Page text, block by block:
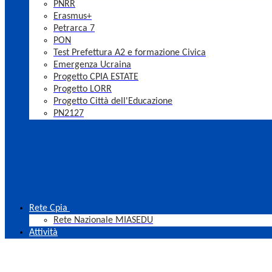
PNRR
Erasmus+
Petrarca 7
PON
Test Prefettura A2 e formazione Civica
Emergenza Ucraina
Progetto CPIA ESTATE
Progetto LORR
Progetto Città dell'Educazione
PN2127
Rete Cpia
Rete Nazionale MIASEDU
Attività